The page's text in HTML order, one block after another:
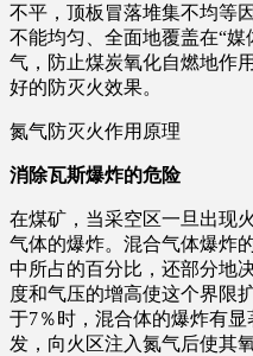
不平，顶板冒落堆集不均等
不能均匀、全面地覆盖在“媒
气，防止煤炭氧化自燃地作
好的防灭火效果。
氮气防灭火作用原理
消除瓦斯爆炸的危险
在煤矿，当采空区一旦出现
气体的爆炸。混合气体爆炸
中所占的百分比，还部分地
度和气压的增高使这个界限
于7％时，混合体的爆炸有
发，向火区注入氮气后使其